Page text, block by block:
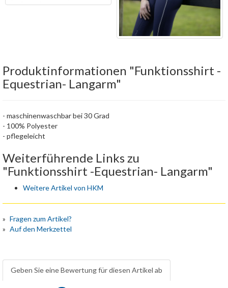
Produktinformationen "Funktionsshirt -
Equestrian- Langarm"
- maschinenwaschbar bei 30 Grad
- 100% Polyester
- pflegeleicht
Weiterführende Links zu
"Funktionsshirt -Equestrian- Langarm"
Weitere Artikel von HKM
Fragen zum Artikel?
Auf den Merkzettel
Geben Sie eine Bewertung für diesen Artikel ab